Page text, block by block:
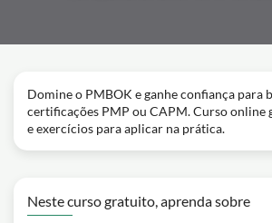
Domine o PMBOK e ganhe confiança para
certificações PMP ou CAPM. Curso online
e exercícios para aplicar na prática.
Neste curso gratuito, aprenda sobre